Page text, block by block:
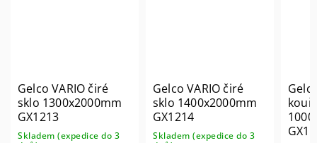
čiré
(expedice do 3
Gelco VARIO čiré
sklo 1400x2000mm
Skladem (expedice do 3
Gelco VARIO
kouřové sklo
1000x2000mm
GX1310